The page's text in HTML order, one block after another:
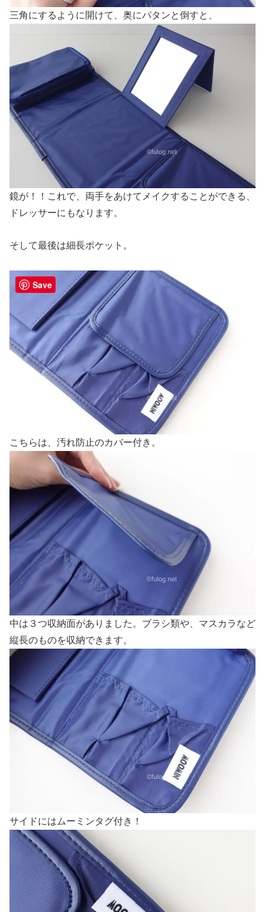
三角にするように開けて、奥にパタンと倒すと、
鏡が！！これで、両手をあけてメイクすることができる、
ドレッサーにもなります。
そして最後は細長ポケット。
こちらは、汚れ防止のカバー付き。
中は３つ収納面がありました。ブラシ類や、マスカラなど
縦長のものを収納できます。
サイドにはムーミンタグ付き！
Save